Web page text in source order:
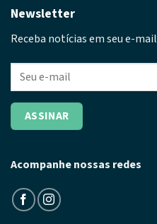
Newsletter
Receba notícias em seu e-mail
Acompanhe nossas redes